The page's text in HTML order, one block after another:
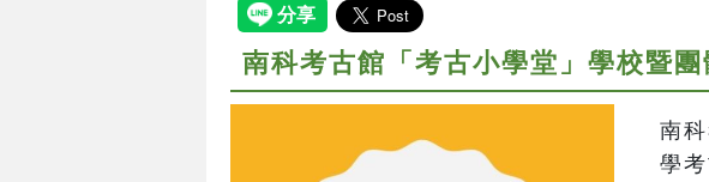
南科考古館「考古小學堂」學校暨
南
學